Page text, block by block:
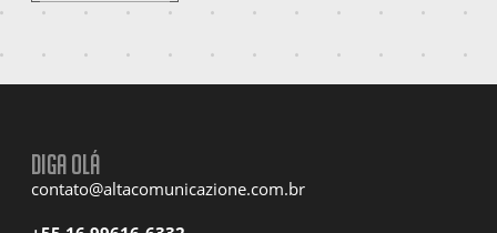
Diga olá
contato@altacomunicazione.com.br